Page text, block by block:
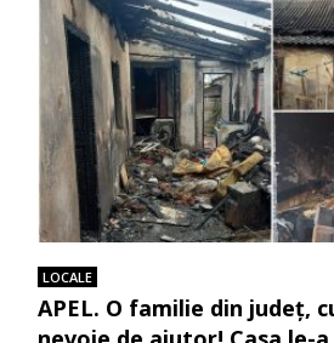
LOCALE
APEL. O familie din județ,